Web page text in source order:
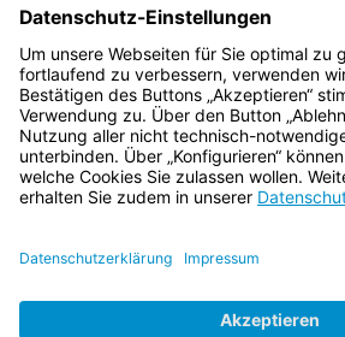
Günter Schuster
Ministerialdirektor
Bayern.de
BayernPortal
Impressum